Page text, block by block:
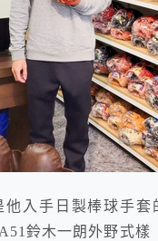
手日製棒球手套
鈴木一朗外野式樣